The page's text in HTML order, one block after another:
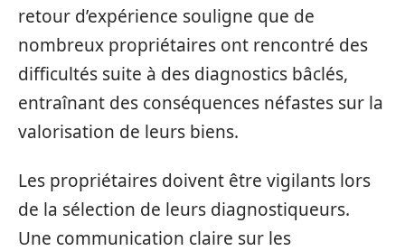
retour d’expérience souligne que de
nombreux propriétaires ont rencontré des
difficultés suite à des diagnostics bâclés,
entraînant des conséquences néfastes sur la
valorisation de leurs biens.
Les propriétaires doivent être vigilants lors
de la sélection de leurs diagnostiqueurs.
Une communication claire sur les